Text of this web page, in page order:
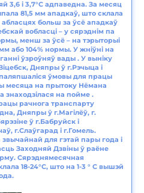
3,6 і 3,7°С адпаведна. За месяц
81,5 мм ападкаў, што склала
больш за ўсё ападкаў
вобласці – у сярэднім па
менш за ўсё – на тэрыторыі
або 104% нормы. У жніўні на
ўзроўняў вады . У выніку
Дняпры ў г.Рэчыца і
ўмовы для працы
месяца на прытоку Нёмана
знаходзілася на пойме .
рачнога транспарту
Дняпры ў г.Магілёў, г.
ў г.Бабруйск і
г.Слаўгарад і г.Гомель.
для гэтай пары года і
Заходняй Дзвіны ў раёне
Сярэднямесячная
18-24°C, што на 1-3 ° C вышэй